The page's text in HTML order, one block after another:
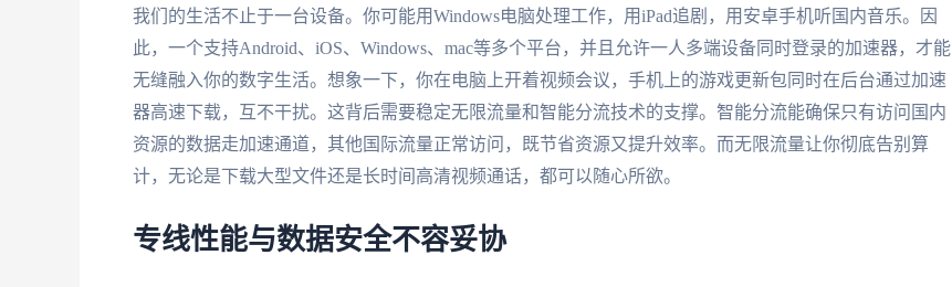
我们的生活不止于一台设备。你可能用Windows电脑处理工作，用iPad追剧，用安卓手机听国内音乐。因
此，一个支持Android、iOS、Windows、mac等多个平台，并且允许一人多端设备同时登录的加速器，才能
无缝融入你的数字生活。想象一下，你在电脑上开着视频会议，手机上的游戏更新包同时在后台通过加速
器高速下载，互不干扰。这背后需要稳定无限流量和智能分流技术的支撑。智能分流能确保只有访问国内
资源的数据走加速通道，其他国际流量正常访问，既节省资源又提升效率。而无限流量让你彻底告别算
计，无论是下载大型文件还是长时间高清视频通话，都可以随心所欲。
专线性能与数据安全不容妥协